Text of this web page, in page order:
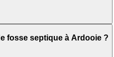
fosse septique à Ardooie ?